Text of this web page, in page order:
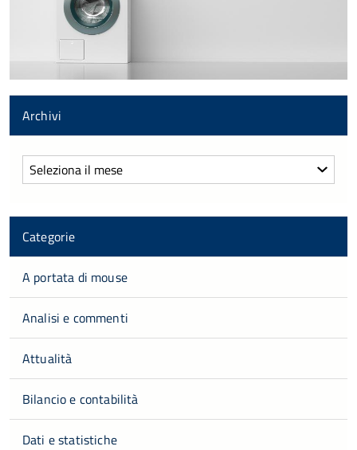
Archivi
Archivi
Categorie
A portata di mouse
Analisi e commenti
Attualità
Bilancio e contabilità
Dati e statistiche